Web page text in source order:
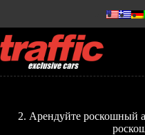
2. Арендуйте роскошный